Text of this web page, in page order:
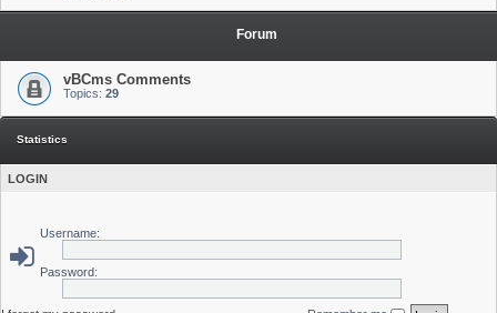
Forum
vBCms Comments
Topics: 29
Statistics
LOGIN
Username:
Password: